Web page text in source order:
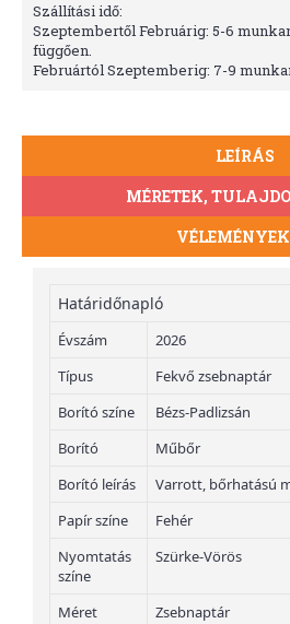
Szállítási idő:
Szeptembertől Februárig: 5-6
függően.
Februártól Szeptemberig: 7-9
LEÍRÁS
MÉRETEK,
Határidőnapló
Évszám
2026
Típus
Fekvő zsebnaptár
Borító színe
Bézs-Padlizsán
Borító
Műbőr
Borító leírás
Varrott, bőrhatású
Papír színe
Fehér
Nyomtatás
színe
Szürke-Vörös
Méret
Zsebnaptár